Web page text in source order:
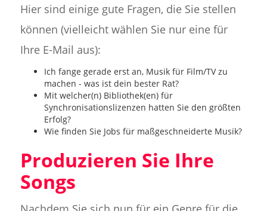
Hier sind einige gute Fragen, die Sie stellen
können (vielleicht wählen Sie nur eine für
Ihre E-Mail aus):
Ich fange gerade erst an, Musik für Film/TV zu
machen - was ist dein bester Rat?
Mit welcher(n) Bibliothek(en) für
Synchronisationslizenzen hatten Sie den größten
Erfolg?
Wie finden Sie Jobs für maßgeschneiderte Musik?
Produzieren Sie Ihre
Songs